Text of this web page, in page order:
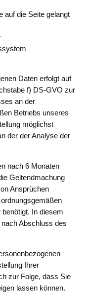
auf die Seite gelangt
Daten erfolgt auf
f) DS-GVO zur
an der
Betriebs unseres
möglichst
der der Analyse der
nach 6 Monaten
Geltendmachung
Ansprüchen
In diesem
Abschluss des
Ihrer
zur Folge, dass Sie
lassen können.